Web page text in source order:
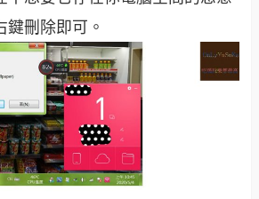
鍵刪除即可。